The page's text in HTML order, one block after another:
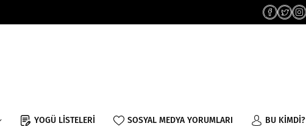
YOGÜ LİSTELERİ SOSYAL MEDYA YORUMLARI BU KİMDİ?